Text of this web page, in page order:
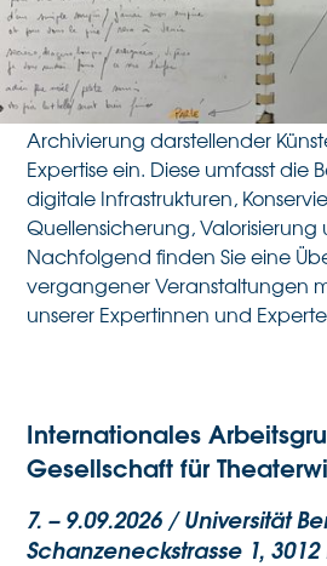
Die Stiftung SAPA engagiert
Fachkreisen und bringt ihre auf
Archivierung darstellender
Expertise ein. Diese umfasst die
digitale Infrastrukturen,
Quellensicherung, Valorisierung
Nachfolgend finden Sie eine
vergangener Veranstaltungen
unserer Expertinnen und
Internationales
Gesellschaft für
7. – 9.09.2026 / Universität
Schanzeneckstrasse 1,